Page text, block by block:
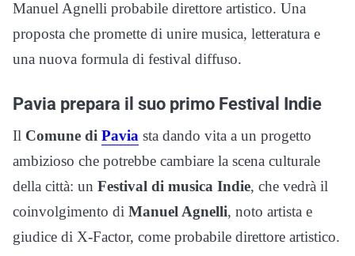
Manuel Agnelli probabile direttore artistico. Una
proposta che promette di unire musica, letteratura e
una nuova formula di festival diffuso.
Pavia prepara il suo primo Festival Indie
Il Comune di Pavia sta dando vita a un progetto
ambizioso che potrebbe cambiare la scena culturale
della città: un Festival di musica Indie, che vedrà il
coinvolgimento di Manuel Agnelli, noto artista e
giudice di X-Factor, come probabile direttore artistico.